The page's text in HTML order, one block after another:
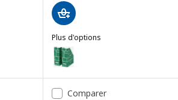
Plus d'options
FJÄDERHARV
Option : FJÄDERHARV, Range-
Option : FJÄDERHARV, Range-
Comparer